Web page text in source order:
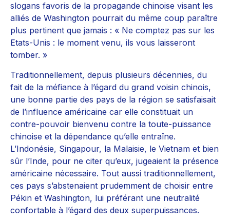
slogans favoris de la propagande chinoise visant les
alliés de Washington pourrait du même coup paraître
plus pertinent que jamais : « Ne comptez pas sur les
Etats-Unis : le moment venu, ils vous laisseront
tomber. »
Traditionnellement, depuis plusieurs décennies, du
fait de la méfiance à l’égard du grand voisin chinois,
une bonne partie des pays de la région se satisfaisait
de l’influence américaine car elle constituait un
contre-pouvoir bienvenu contre la toute-puissance
chinoise et la dépendance qu’elle entraîne.
L’Indonésie, Singapour, la Malaisie, le Vietnam et bien
sûr l’Inde, pour ne citer qu’eux, jugeaient la présence
américaine nécessaire. Tout aussi traditionnellement,
ces pays s’abstenaient prudemment de choisir entre
Pékin et Washington, lui préférant une neutralité
confortable à l’égard des deux superpuissances.